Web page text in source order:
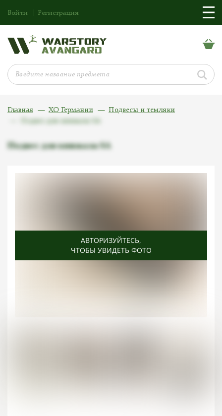
Войти Регистрация
Главная ХО Германии
Подвесы и темляки
Подвес для кинжала SA
АВТОРИЗУЙТЕСЬ,
ЧТОБЫ УВИДЕТЬ ФОТО
АВТОРИЗУЙТЕСЬ,
ЧТОБЫ УВИДЕТЬ ФОТО
АВТОРИЗУЙТЕСЬ,
ЧТОБЫ УВИДЕТЬ ФОТО
АВТОРИЗУЙТЕСЬ,
ЧТОБЫ УВИДЕТЬ ФОТО